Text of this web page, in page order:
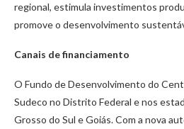
regional, estimula investimentos
promove o desenvolvimento
Canais de financiamento
O Fundo de Desenvolvimento do
Sudeco no Distrito Federal e nos
Grosso do Sul e Goiás. Com a nova